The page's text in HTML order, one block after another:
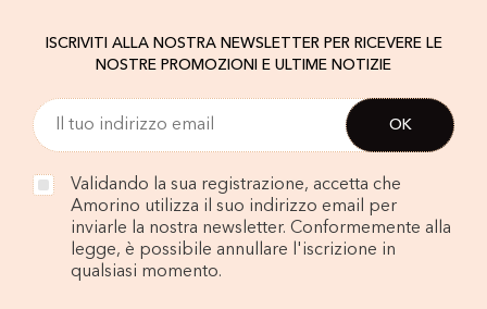
ISCRIVITI ALLA NOSTRA NEWSLETTER PER RICEVERE LE
NOSTRE PROMOZIONI E ULTIME NOTIZIE
Validando la sua registrazione, accetta che
Amorino utilizza il suo indirizzo email per
inviarle la nostra newsletter. Conformemente alla
legge, è possibile annullare l'iscrizione in
qualsiasi momento.